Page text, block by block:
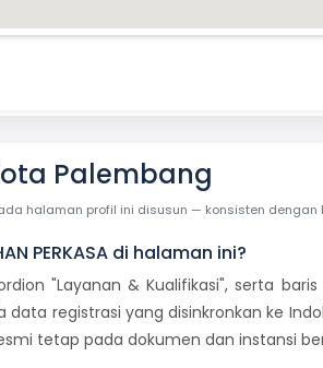
Palembang
halaman profil ini disusun — konsisten
PERKASA di halaman ini?
"Layanan & Kualifikasi", serta
registrasi yang disinkronkan ke
tetap pada dokumen dan instansi